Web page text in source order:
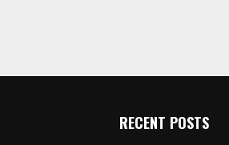
RECENT POSTS